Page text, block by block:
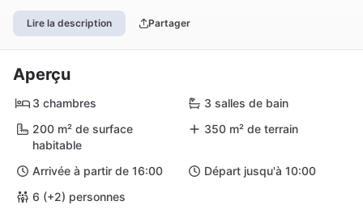
Lire la description Partager
Aperçu
3 chambres
3 salles de bain
200 m² de surface
habitable
350 m² de terrain
Arrivée à partir de 16:00
Départ jusqu'à 10:00
6 (+2) personnes